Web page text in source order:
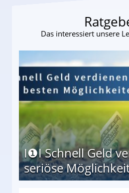
Das interessiert unsere
I❶I Schnell Geld
seriöse